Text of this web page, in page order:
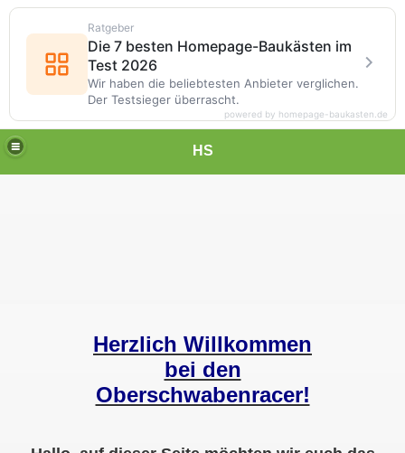
HS
Herzlich Willkommen
bei den
Oberschwabenracer!
Ratgeber
Die 7 besten Homepage-Baukästen im
Test 2026
Wir haben die beliebtesten Anbieter verglichen.
Der Testsieger überrascht.
powered by homepage-baukasten.de